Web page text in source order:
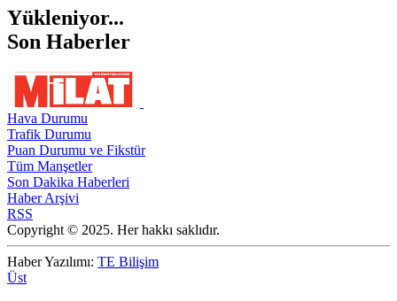
Yükleniyor...
Son Haberler
Hava Durumu
Trafik Durumu
Puan Durumu ve Fikstür
Tüm Manşetler
Son Dakika Haberleri
Haber Arşivi
RSS
Copyright © 2025. Her hakkı saklıdır.
Haber Yazılımı: TE Bilişim
Üst